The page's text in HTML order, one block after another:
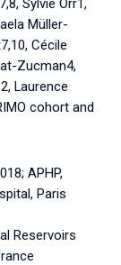
Sylvie Orr1,
Müller-
Cécile
Zucman4,
Laurence
cohort and
APHP,
Paris
Reservoirs